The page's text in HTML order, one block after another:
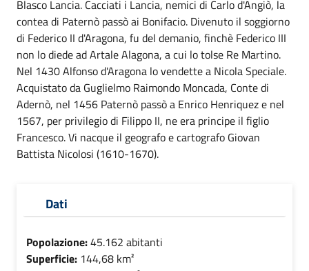
Blasco Lancia. Cacciati i Lancia, nemici di Carlo d'Angiò, la
contea di Paternò passò ai Bonifacio. Divenuto il soggiorno
di Federico II d'Aragona, fu del demanio, finchè Federico III
non lo diede ad Artale Alagona, a cui lo tolse Re Martino.
Nel 1430 Alfonso d'Aragona lo vendette a Nicola Speciale.
Acquistato da Guglielmo Raimondo Moncada, Conte di
Adernò, nel 1456 Paternò passò a Enrico Henriquez e nel
1567, per privilegio di Filippo II, ne era principe il figlio
Francesco. Vi nacque il geografo e cartografo Giovan
Battista Nicolosi (1610-1670).
Dati
Popolazione:45.162 abitanti
Superficie: 144,68 km²